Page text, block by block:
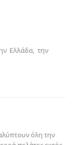
Ελλάδα, την
όλη την